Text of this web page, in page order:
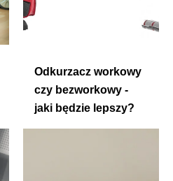
Odkurzacz workowy
czy bezworkowy -
jaki będzie lepszy?